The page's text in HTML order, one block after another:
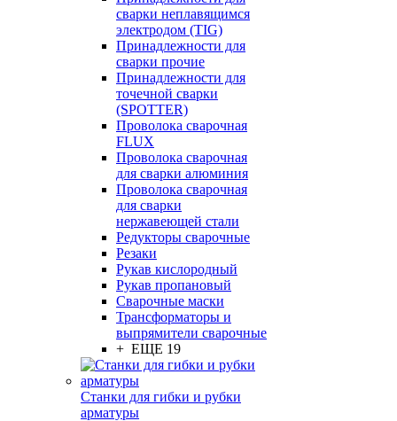
сварки неплавящимся
электродом (TIG)
Принадлежности для
сварки прочие
Принадлежности для
точечной сварки
(SPOTTER)
Проволока сварочная
FLUX
Проволока сварочная
для сварки алюминия
Проволока сварочная
для сварки
нержавеющей стали
Редукторы сварочные
Резаки
Рукав кислородный
Рукав пропановый
Сварочные маски
Трансформаторы и
выпрямители сварочные
+ ЕЩЕ 19
Станки для гибки и рубки
арматуры